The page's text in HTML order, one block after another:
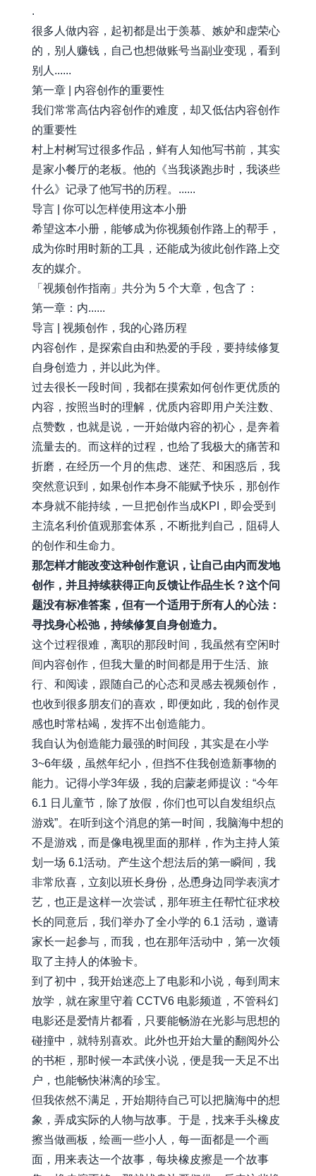
.
很多人做内容，起初都是出于羡慕、嫉妒和虚荣心
的，别人赚钱，自己也想做账号当副业变现，看到
别人......
第一章 | 内容创作的重要性
我们常常高估内容创作的难度，却又低估内容创作
的重要性
村上村树写过很多作品，鲜有人知他写书前，其实
是家小餐厅的老板。他的《当我谈跑步时，我谈些
什么》记录了他写书的历程。......
导言 | 你可以怎样使用这本小册
希望这本小册，能够成为你视频创作路上的帮手，
成为你时用时新的工具，还能成为彼此创作路上交
友的媒介。
「视频创作指南」共分为 5 个大章，包含了：
第一章：内......
导言 | 视频创作，我的心路历程
内容创作，是探索自由和热爱的手段，要持续修复
自身创造力，并以此为伴。
过去很长一段时间，我都在摸索如何创作更优质的
内容，按照当时的理解，优质内容即用户关注数、
点赞数，也就是说，一开始做内容的初心，是奔着
流量去的。而这样的过程，也给了我极大的痛苦和
折磨，在经历一个月的焦虑、迷茫、和困惑后，我
突然意识到，如果创作本身不能赋予快乐，那创作
本身就不能持续，一旦把创作当成KPI，即会受到
主流名利价值观那套体系，不断批判自己，阻碍人
的创作和生命力。
那怎样才能改变这种创作意识，让自己由内而发地
创作，并且持续获得正向反馈让作品生长？这个问
题没有标准答案，但有一个适用于所有人的心法：
寻找身心松弛，持续修复自身创造力。
这个过程很难，离职的那段时间，我虽然有空闲时
间内容创作，但我大量的时间都是用于生活、旅
行、和阅读，跟随自己的心态和灵感去视频创作，
也收到很多朋友们的喜欢，即便如此，我的创作灵
感也时常枯竭，发挥不出创造能力。
我自认为创造能力最强的时间段，其实是在小学
3~6年级，虽然年纪小，但挡不住我创造新事物的
能力。记得小学3年级，我的启蒙老师提议：“今年
6.1 日儿童节，除了放假，你们也可以自发组织点
游戏”。在听到这个消息的第一时间，我脑海中想的
不是游戏，而是像电视里面的那样，作为主持人策
划一场 6.1活动。产生这个想法后的第一瞬间，我
非常欣喜，立刻以班长身份，怂恿身边同学表演才
艺，也正是这样一次尝试，那年班主任帮忙征求校
长的同意后，我们举办了全小学的 6.1 活动，邀请
家长一起参与，而我，也在那年活动中，第一次领
取了主持人的体验卡。
到了初中，我开始迷恋上了电影和小说，每到周末
放学，就在家里守着 CCTV6 电影频道，不管科幻
电影还是爱情片都看，只要能畅游在光影与思想的
碰撞中，就特别喜欢。此外也开始大量的翻阅外公
的书柜，那时候一本武侠小说，便是我一天足不出
户，也能畅快淋漓的珍宝。
但我依然不满足，开始期待自己可以把脑海中的想
象，弄成实际的人物与故事。于是，找来手头橡皮
擦当做画板，绘画一些小人，每一面都是一个画
面，用来表达一个故事，每块橡皮擦是一个故事